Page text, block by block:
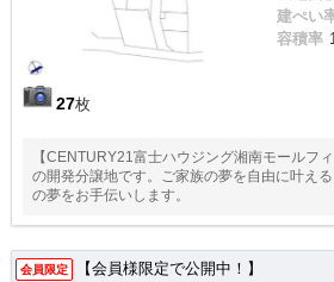
27枚
建ぺい
容積率
【CENTURY21富士ハウジング湘南モールフ
の開発分譲地です。ご家族の夢を自由に叶え
の夢をお手伝いします。
会員限定 【会員様限定で公開中！】